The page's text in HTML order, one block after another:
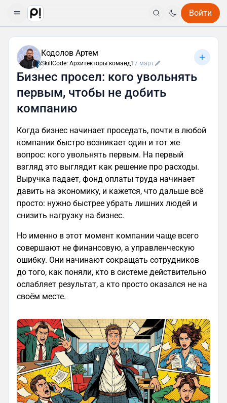
Войти
Кодолов Артем
SkillCode: Архитекторы команд17 март
Бизнес просел: кого увольнять
первым, чтобы не добить
компанию
Когда бизнес начинает проседать, почти в любой
компании быстро возникает один и тот же
вопрос: кого увольнять первым. На первый
взгляд это выглядит как решение про расходы.
Выручка падает, фонд оплаты труда начинает
давить на экономику, и кажется, что дальше всё
просто: нужно быстрее убрать лишних людей и
снизить нагрузку на бизнес.
Но именно в этот момент компании чаще всего
совершают не финансовую, а управленческую
ошибку. Они начинают сокращать сотрудников
до того, как поняли, кто в системе действительно
ослабляет результат, а кто просто оказался не на
своём месте.